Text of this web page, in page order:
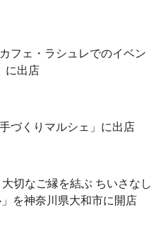
ェ・ラシュレでのイベン
に出店
くりマルシェ」に出店
切なご縁を結ぶ ちいさなし
を神奈川県大和市に開店